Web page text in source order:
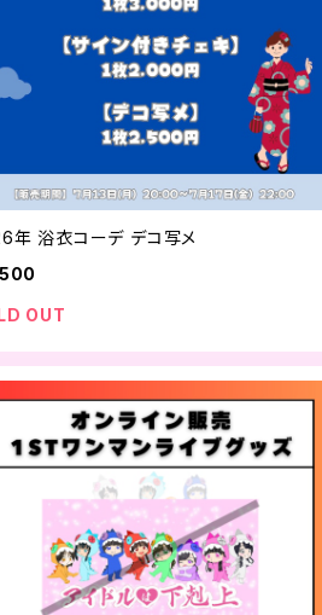
2026年 浴衣コーデ デコ写メ
OUT